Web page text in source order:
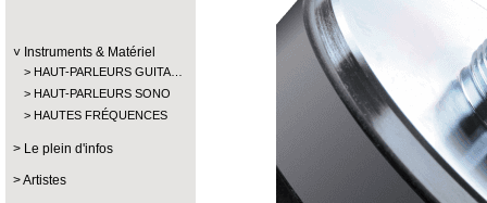
Instruments & Matériel
HAUT-PARLEURS GUITA…
HAUT-PARLEURS SONO
HAUTES FRÉQUENCES
Le plein d'infos
Artistes